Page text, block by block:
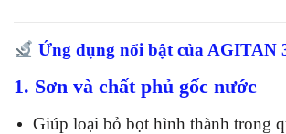
Ứng dụng nổi bật của AGITAN
1. Sơn và chất phủ gốc nước
Giúp loại bỏ bọt hình thành trong